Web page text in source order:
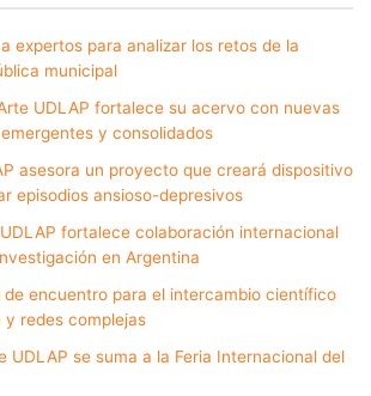
expertos para analizar los retos de la
municipal
UDLAP fortalece su acervo con nuevas
y consolidados
asesora un proyecto que creará dispositivo
episodios ansioso-depresivos
fortalece colaboración internacional
en Argentina
de encuentro para el intercambio científico
redes complejas
UDLAP se suma a la Feria Internacional del